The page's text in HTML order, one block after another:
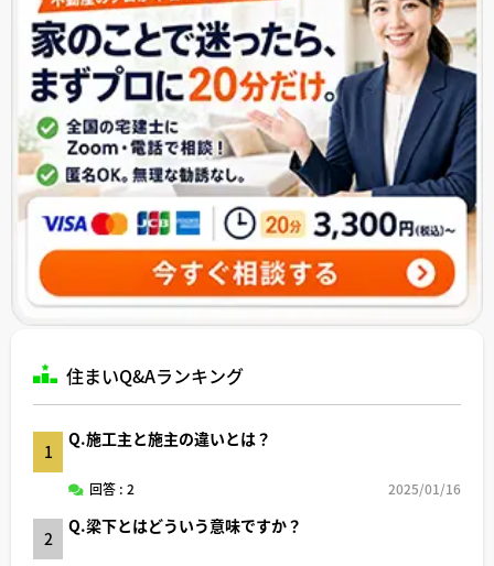
住まいQ&Aランキング
1
Q.施工主と施主の違いとは？
回答 : 2 2025/01/16
2
Q.梁下とはどういう意味ですか？